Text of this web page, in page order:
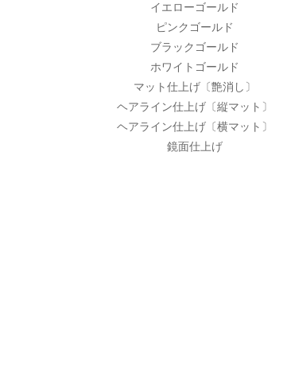
イエローゴールド
ピンクゴールド
ブラックゴールド
ホワイトゴールド
マット仕上げ〔艶消し〕
ヘアライン仕上げ〔縦マット〕
ヘアライン仕上げ〔横マット〕
鏡面仕上げ